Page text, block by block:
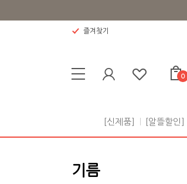
즐겨찾기
0
[신제품] [알뜰할인]
기름